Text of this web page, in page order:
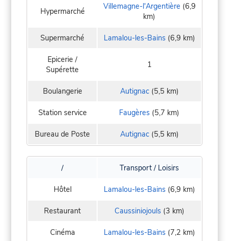
Hypermarché Villemagne-l'Argentière (6,9
km)
Supermarché Lamalou-les-Bains(6,9 km)
Epicerie /
Supérette
1
Boulangerie Autignac(5,5 km)
Station service Faugères (5,7 km)
Bureau de Poste Autignac(5,5 km)
/ Transport / Loisirs
Hôtel Lamalou-les-Bains(6,9 km)
Restaurant Caussiniojouls(3 km)
Cinéma Lamalou-les-Bains(7,2 km)